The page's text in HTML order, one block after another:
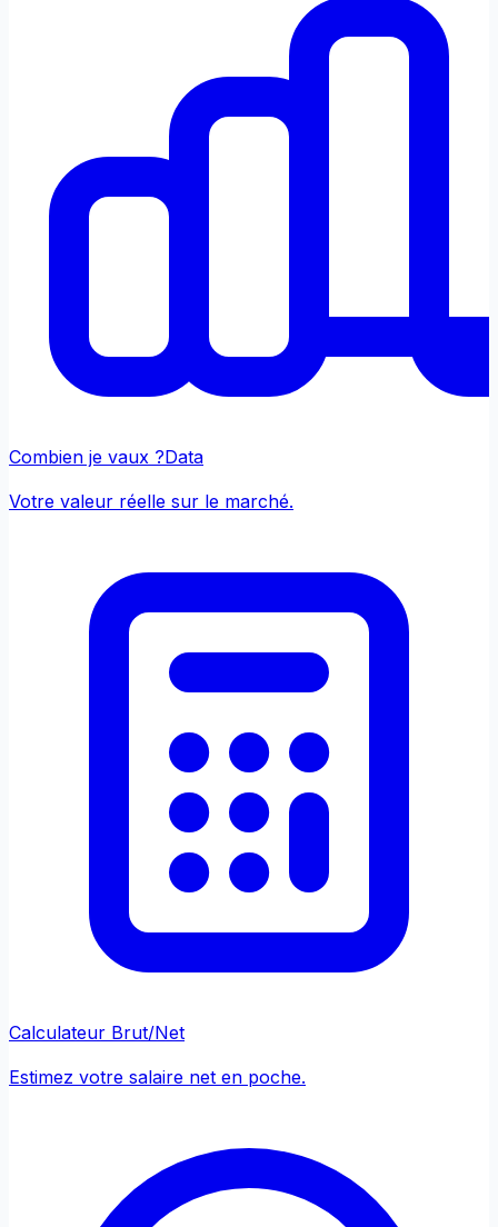
Combien je vaux ?Data
Votre valeur réelle sur le marché.
Calculateur Brut/Net
Estimez votre salaire net en poche.